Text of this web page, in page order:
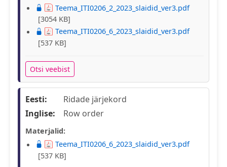
Teema_ITI0206_2_2023_slaidid_ver3.pdf
[3054 KB]
Teema_ITI0206_6_2023_slaidid_ver3.pdf
[537 KB]
Otsi veebist
Eesti:
Ridade järjekord
Inglise:
Row order
Materjalid:
Teema_ITI0206_6_2023_slaidid_ver3.pdf
[537 KB]